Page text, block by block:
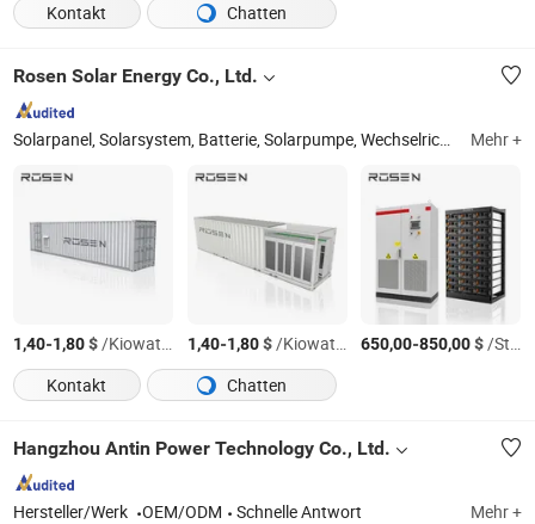
Kontakt Chatten
Rosen Solar Energy Co., Ltd.
Solarpanel, Solarsystem, Batterie, Solarpumpe, Wechselrichter, Laderegler, Lithiumbatterie, PV-Montagesystem, Solarstraßenleuchte, Solarprodukte Mehr +
1,40-1,80$/Kiowatt/Kiowatts 1,40-1,80$/Kiowatt/Kiowatts 650,00-850,00$/Stück
Kontakt
Chatten
Hangzhou Antin Power Technology Co., Ltd.
Hersteller/Werk OEM/ODM Schnelle Antwort Mehr +